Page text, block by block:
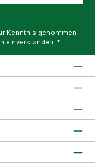
Kenntnis genommen
einverstanden. *